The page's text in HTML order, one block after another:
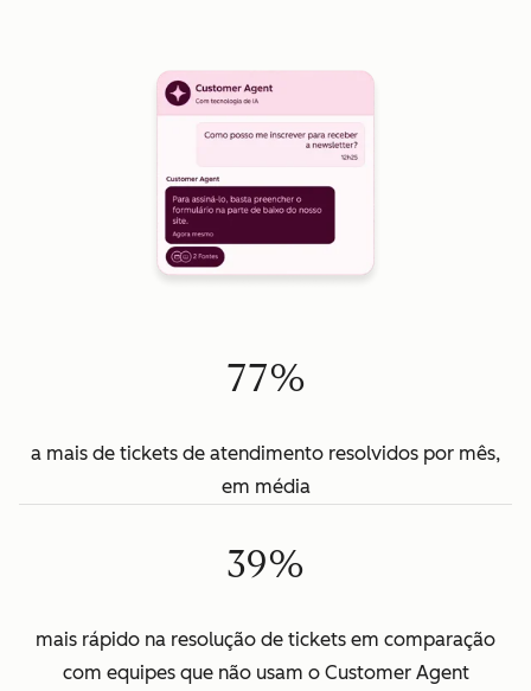
77%
a mais de tickets de atendimento resolvidos por mês,
em média
39%
mais rápido na resolução de tickets em comparação
com equipes que não usam o Customer Agent